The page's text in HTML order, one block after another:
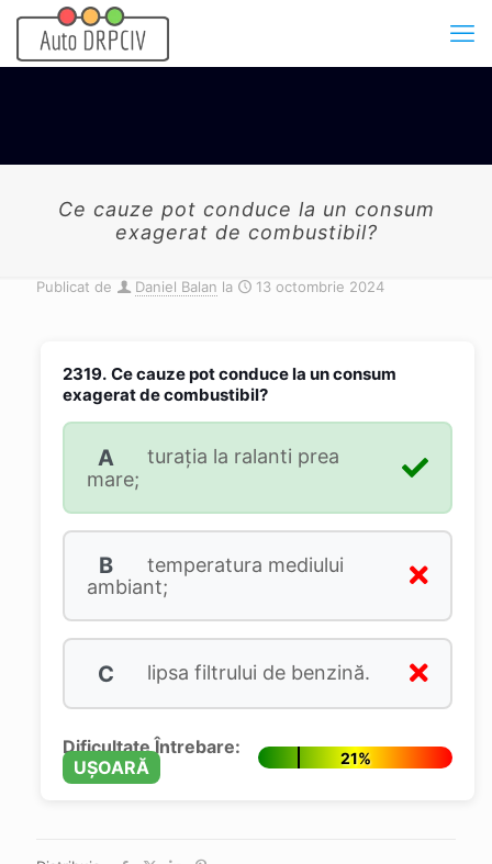
Ce cauze pot conduce la un consum
exagerat de combustibil?
Publicat de Daniel Balan la 13 octombrie 2024
2319. Ce cauze pot conduce la un consum
exagerat de combustibil?
A
turaţia la ralanti prea
mare;
B
temperatura mediului
ambiant;
C lipsa filtrului de benzină.
Dificultate Întrebare:
UȘOARĂ
21%